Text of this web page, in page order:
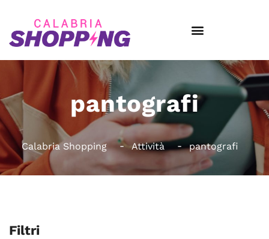
pantografi
Calabria Shopping Attività pantografi
Filtri